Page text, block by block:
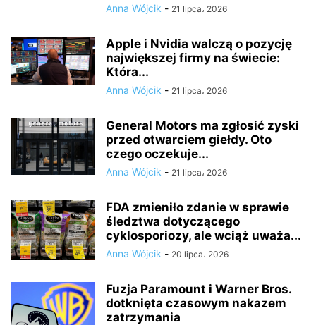
Anna Wójcik - 21 lipca، 2026
Apple i Nvidia walczą o pozycję
największej firmy na świecie:
Która...
Anna Wójcik - 21 lipca، 2026
General Motors ma zgłosić zyski
przed otwarciem giełdy. Oto
czego oczekuje...
Anna Wójcik - 21 lipca، 2026
FDA zmieniło zdanie w sprawie
śledztwa dotyczącego
cyklosporiozy, ale wciąż uważa...
Anna Wójcik - 20 lipca، 2026
Fuzja Paramount i Warner Bros.
dotknięta czasowym nakazem
zatrzymania